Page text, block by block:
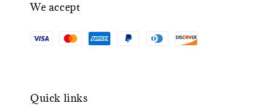
We accept
Quick links